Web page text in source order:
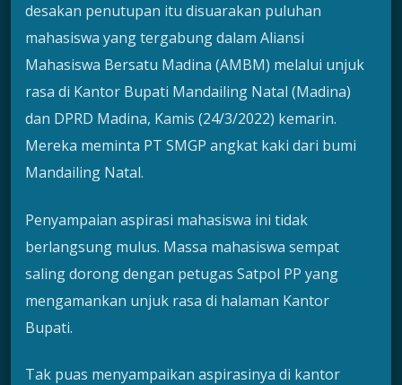
desakan penutupan itu disuarakan puluhan
mahasiswa yang tergabung dalam Aliansi
Mahasiswa Bersatu Madina (AMBM) melalui unjuk
rasa di Kantor Bupati Mandailing Natal (Madina)
dan DPRD Madina, Kamis (24/3/2022) kemarin.
Mereka meminta PT SMGP angkat kaki dari bumi
Mandailing Natal.
Penyampaian aspirasi mahasiswa ini tidak
berlangsung mulus. Massa mahasiswa sempat
saling dorong dengan petugas Satpol PP yang
mengamankan unjuk rasa di halaman Kantor
Bupati.
Tak puas menyampaikan aspirasinya di kantor